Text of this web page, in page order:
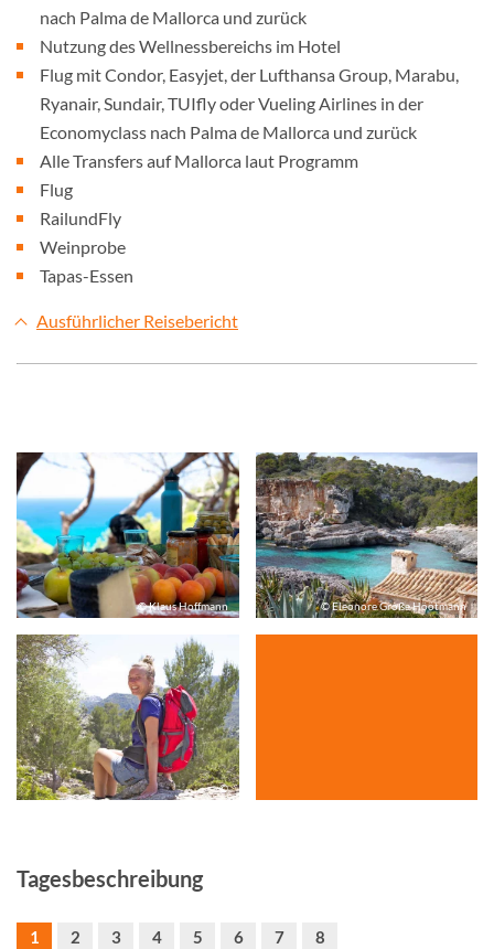
nach Palma de Mallorca und zurück
Nutzung des Wellnessbereichs im Hotel
Flug mit Condor, Easyjet, der Lufthansa Group, Marabu,
Ryanair, Sundair, TUIfly oder Vueling Airlines in der
Economyclass nach Palma de Mallorca und zurück
Alle Transfers auf Mallorca laut Programm
Flug
RailundFly
Weinprobe
Tapas-Essen
Ausführlicher Reisebericht
© Klaus Hoffmann © Eleonore Große Höötmann
©
Tagesbeschreibung
1 2 3 4 5 6 7 8